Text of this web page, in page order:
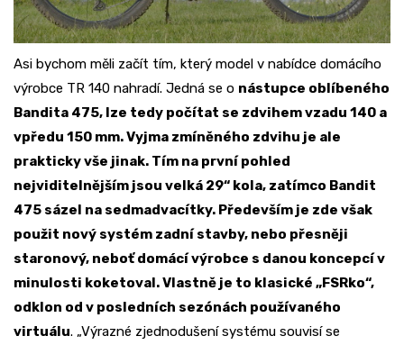
Asi bychom měli začít tím, který model v nabídce domácího
výrobce TR 140 nahradí. Jedná se o nástupce oblíbeného
Bandita 475, lze tedy počítat se zdvihem vzadu 140 a
vpředu 150 mm. Vyjma zmíněného zdvihu je ale
prakticky vše jinak. Tím na první pohled
nejviditelnějším jsou velká 29“ kola, zatímco Bandit
475 sázel na sedmadvacítky. Především je zde však
použit nový systém zadní stavby, nebo přesněji
staronový, neboť domácí výrobce s danou koncepcí v
minulosti koketoval. Vlastně je to klasické „FSRko“,
odklon od v posledních sezónách používaného
virtuálu. „Výrazné zjednodušení systému souvisí se